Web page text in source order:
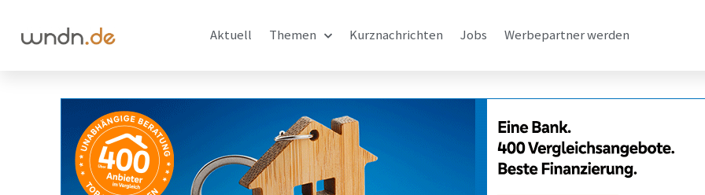
Aktuell Themen Kurznachrichten Jobs Werbepartner werden